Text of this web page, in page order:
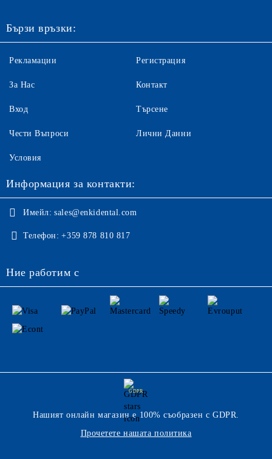
Бързи връзки:
Рекламации
За Нас
Вход
Чести Въпроси
Регистрация
Контакт
Търсене
Лични Данни
Условия
Информация за контакти:
Имейл: sales@enkidental.com
Телефон: +359 878 810 817
Ние работим с
GDPR
Нашият онлайн магазин е 100% съобразен с GDPR.
Прочетете нашата политика